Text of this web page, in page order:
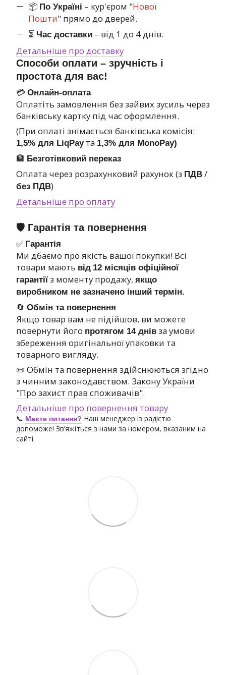
📦 По Україні – кур'єром "Нової
Пошти" прямо до дверей.
⏳ Час доставки – від 1 до 4 днів.
Детальніше про доставку
Способи оплати – зручність і
простота для вас!
💳 Онлайн-оплата
Оплатіть замовлення без зайвих зусиль через
банківську картку під час оформлення.
(При оплаті знімається банківська комісія:
1,5% для LiqPayта 1,3% для MonoPay)
🏦 Безготівковий переказ
Оплата через розрахунковий рахунок (з ПДВ /
без ПДВ)
Детальніше про оплату
🛡 Гарантія та повернення
✅ Гарантія
Ми дбаємо про якість вашої покупки! Всі
товари мають від 12 місяців офіційної
гарантії з моменту продажу, якщо
виробником не зазначено інший термін.
🔄 Обмін та повернення
Якщо товар вам не підійшов, ви можете
повернути його протягом 14 днів за умови
збереження оригінальної упаковки та
товарного вигляду.
📜 Обмін та повернення здійснюються згідно
з чинним законодавством. Закону України
"Про захист прав споживачів".
Детальніше про повернення товару
📞 Маєте питання? Наш менеджер із радістю
допоможе! Зв’яжіться з нами за номером, вказаним на
сайті